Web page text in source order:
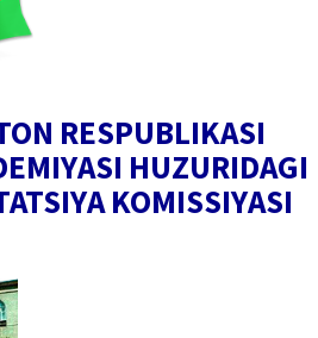
RESPUBLIKASI
HUZURIDAGI
KOMISSIYASI